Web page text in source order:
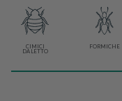
CIMICI
DA LETTO
FORMICHE